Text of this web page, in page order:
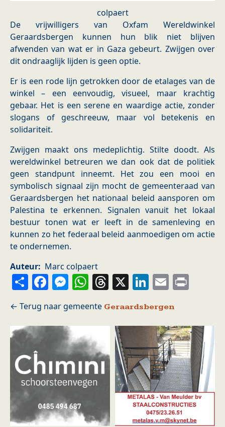
colpaert
De vrijwilligers van Oxfam Wereldwinkel
Geraardsbergen kunnen hun blik niet blijven
afwenden van wat er in Gaza gebeurt. Zwijgen over
dit ondraaglijk lijden is geen optie.
Er is een rode lijn getrokken door de etalages van de
winkel – een eenvoudig, visueel, maar krachtig
gebaar. Het is een serene en waardige actie, zonder
slogans of geschreeuw, maar vol betekenis en
solidariteit.
Zwijgen maakt ons medeplichtig. Stilte doodt. Als
wereldwinkel betreuren we dan ook dat de politiek
geen standpunt inneemt. Het zou een mooi en
symbolisch signaal zijn mocht de gemeenteraad van
Geraardsbergen het nationaal beleid aansporen om
Palestina te erkennen. Signalen vanuit het lokaal
bestuur tonen wat er leeft in de samenleving en
kunnen zo het federaal beleid aanmoedigen om actie
te ondernemen.
Auteur
Marc colpaert
ShareFacebook
Messenger
WhatsApp
Threads
X LinkedIn
Email
Geraardsbergen